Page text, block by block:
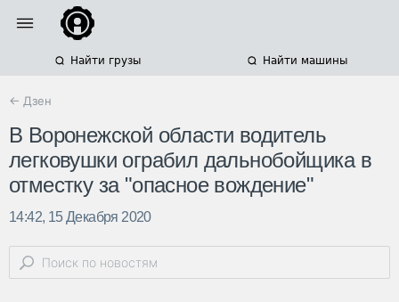
Найти грузы Найти машины
← Дзен
В Воронежской области водитель
легковушки ограбил дальнобойщика в
отместку за "опасное вождение"
14:42, 15 Декабря 2020